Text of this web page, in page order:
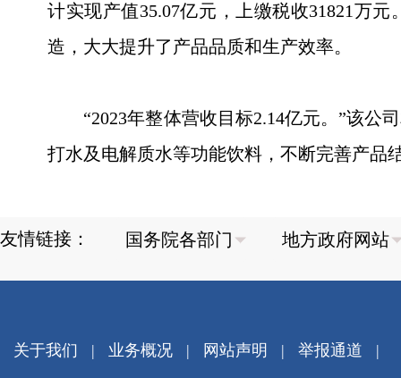
计实现产值35.07亿元，上缴税收31821万
造，大大提升了产品品质和生产效率。
“2023年整体营收目标2.14亿元。”该公
打水及电解质水等功能饮料，不断完善产品
友情链接：
关于我们 | 业务概况| 网站声明 | 举报通道 |